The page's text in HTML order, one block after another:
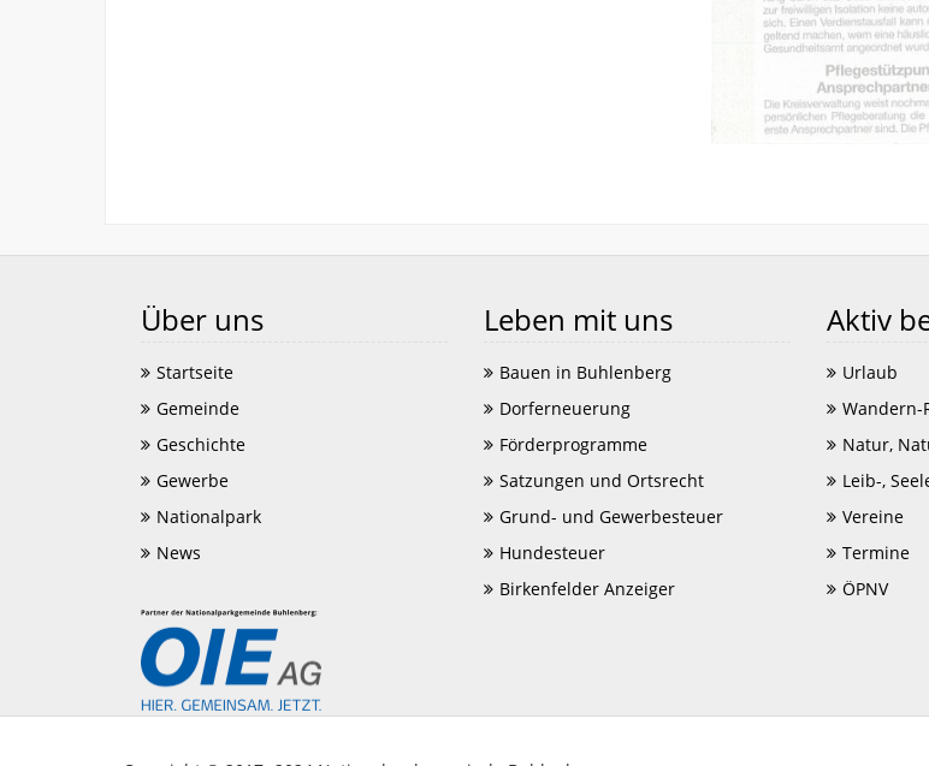
Über uns
Startseite
Gemeinde
Geschichte
Gewerbe
Nationalpark
News
Leben mit uns
Bauen in Buhlenberg
Dorferneuerung
Förderprogramme
Satzungen und Ortsrecht
Grund- und Gewerbesteuer
Hundesteuer
Birkenfelder Anzeiger
Aktiv
Urlaub
Wandern-
Natur,
Leib-,
Vereine
Termine
ÖPNV